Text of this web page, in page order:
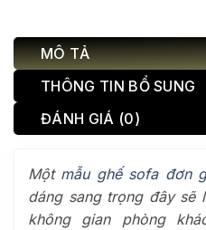
MÔ TẢ
THÔNG TIN BỔ SUNG
ĐÁNH GIÁ (0)
Một mẫu ghế sofa đơn
dáng sang trọng đây sẽ
không gian phòng